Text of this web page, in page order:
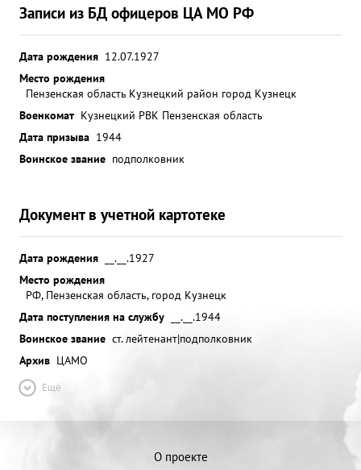
Записи из БД офицеров ЦА МО РФ
Дата рождения 12.07.1927
Место рождения
Пензенская область Кузнецкий район город Кузнецк
Военкомат Кузнецкий РВК Пензенская область
Дата призыва 1944
Воинское звание подполковник
Документ в учетной картотеке
Дата рождения
__.__.1927
Место рождения
РФ, Пензенская область, город Кузнецк
Дата поступления на службу
__.__.1944
Воинское звание ст. лейтенант|подполковник
Архив ЦАМО
Ещё
О проекте